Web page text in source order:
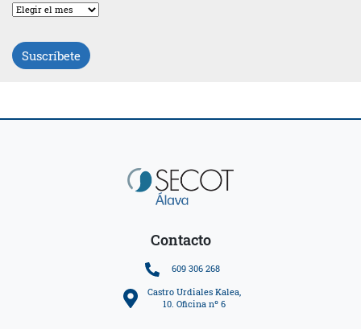
Archivos
por
Suscríbete
Contacto
609 306 268
Castro Urdiales Kalea,
10. Oficina nº 6